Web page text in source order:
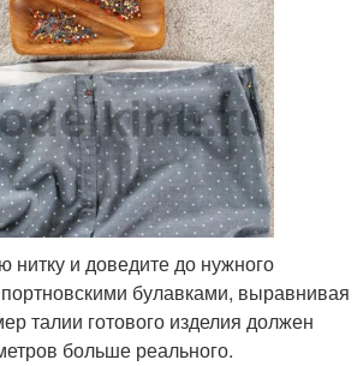
нитку и доведите до нужного
булавками, выравнивая
талии готового изделия должен
больше реального.